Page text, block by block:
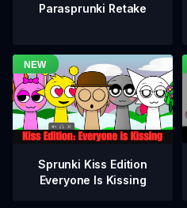
Parasprunki Retake
Sprunki Kiss Edition
Everyone Is Kissing